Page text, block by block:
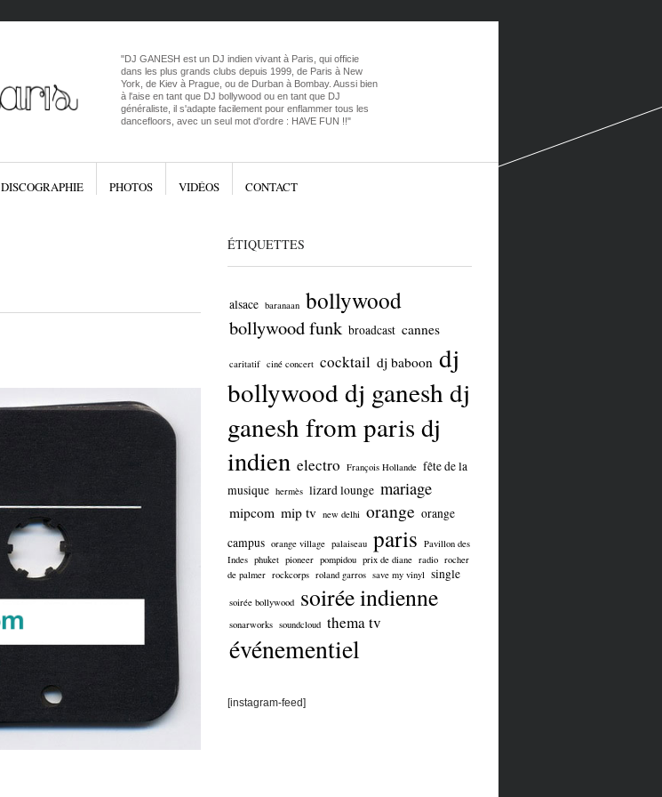
"DJ GANESH est un DJ indien vivant à Paris, qui officie
dans les plus grands clubs depuis 1999, de Paris à New
York, de Kiev à Prague, ou de Durban à Bombay. Aussi bien
à l'aise en tant que DJ bollywood ou en tant que DJ
généraliste, il s'adapte facilement pour enflammer tous les
dancefloors, avec un seul mot d'ordre : HAVE FUN !!"
DISCOGRAPHIE PHOTOS VIDÉOS CONTACT
ÉTIQUETTES
alsace baranaan bollywood
bollywood funk broadcast cannes
caritatif ciné concert cocktail dj baboon dj
bollywooddj ganeshdj
ganesh from paris dj
indien electro François Hollande fête de la
musique hermès lizard lounge mariage
mipcom mip tv new delhi orange orange
campus orange village palaiseau paris Pavillon des
Indes phuket pioneer pompidou prix de diane radio rocher
de palmer rockcorps roland garros save my vinyl single
soirée bollywood soirée indienne
sonarworks soundcloud thema tv
événementiel
[instagram-feed]